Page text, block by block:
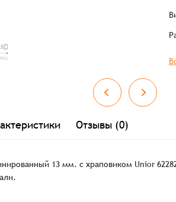
Отзывы (0)
13 мм. с храповиком Unior